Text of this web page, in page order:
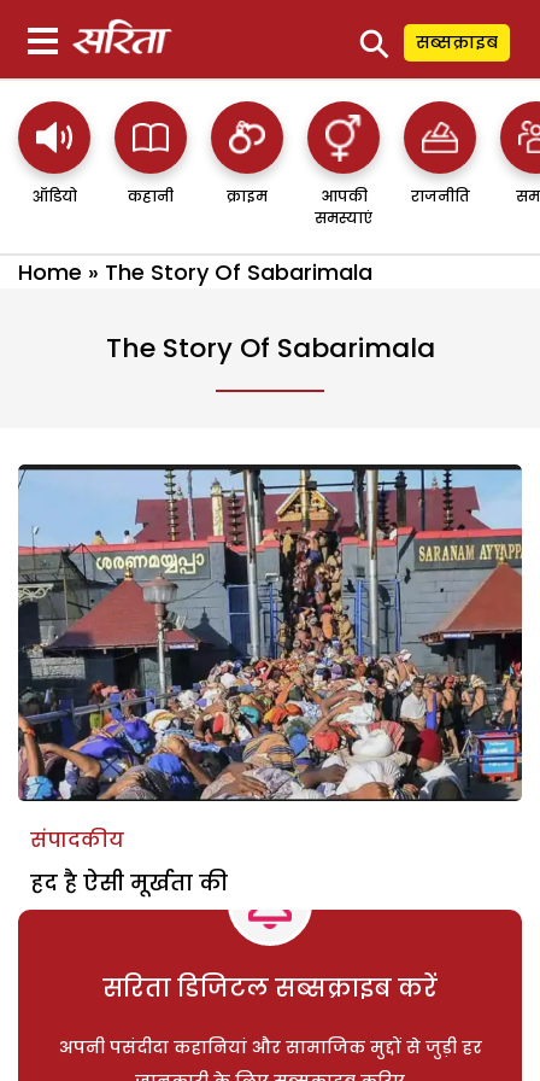
⚲ सब्सक्राइब
ऑडियो कहानी क्राइम
आपकी
समस्याएं
राजनीति
Home » The Story Of Sabarimala
The Story Of Sabarimala
संपादकीय
हद है ऐसी मूर्खता की
सरिता डिजिटल सब्सक्राइब करें
अपनी पसंदीदा कहानियां और सामाजिक मुद्दों से जुड़ी हर